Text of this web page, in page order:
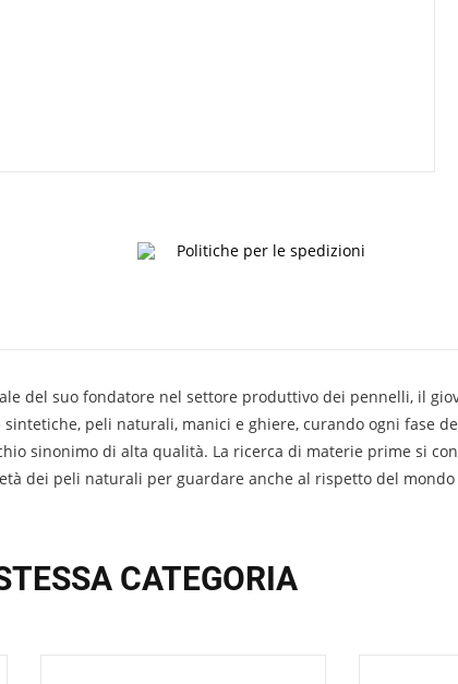
Politiche per le spedizioni
del suo fondatore nel settore produttivo dei pennelli, il
peli naturali, manici e ghiere, curando ogni fase
sinonimo di alta qualità. La ricerca di materie prime si
dei peli naturali per guardare anche al rispetto del
CATEGORIA